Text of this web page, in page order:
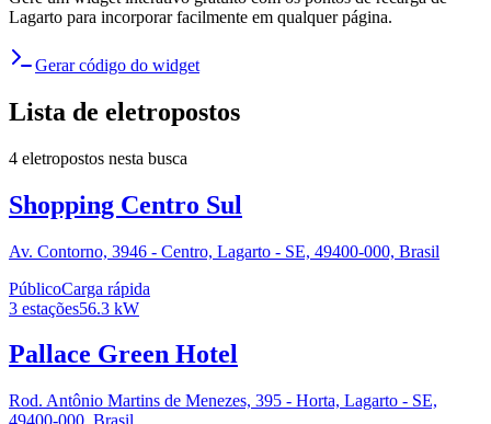
Lagarto para incorporar facilmente em qualquer página.
Gerar código do widget
Lista de eletropostos
4 eletropostos nesta busca
Shopping Centro Sul
Av. Contorno, 3946 - Centro, Lagarto - SE, 49400-000, Brasil
PúblicoCarga rápida
3 estações56.3 kW
Pallace Green Hotel
Rod. Antônio Martins de Menezes, 395 - Horta, Lagarto - SE,